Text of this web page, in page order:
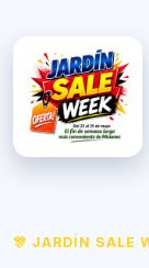
🎊 JARDÍN SALE